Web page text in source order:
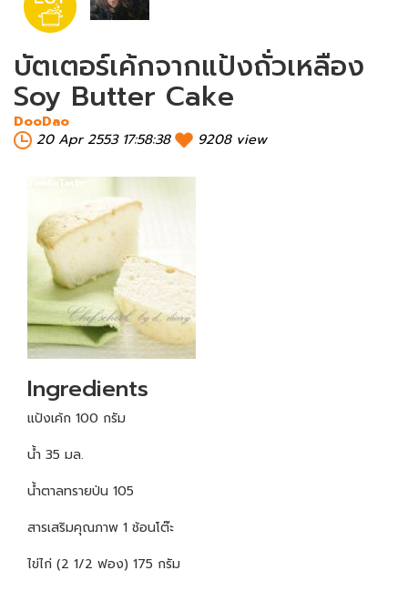
บัตเตอร์เค้กจากแป้งถั่วเหลือง
Soy Butter Cake
DooDao
20 Apr 2553 17:58:38
9208 view
Ingredients
แป้งเค้ก 100 กรัม
น้ำ 35 มล.
น้ำตาลทรายป่น 105
สารเสริมคุณภาพ 1 ช้อนโต๊ะ
ไข่ไก่ (2 1/2 ฟอง) 175 กรัม